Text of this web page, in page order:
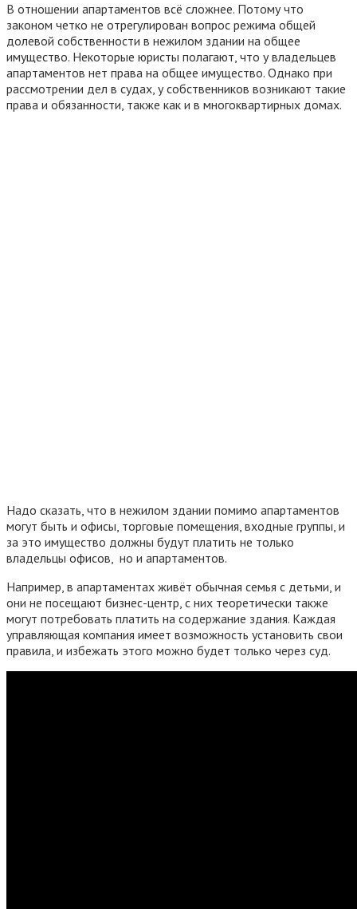
В отношении апартаментов всё сложнее. Потому что
законом четко не отрегулирован вопрос режима общей
долевой собственности в нежилом здании на общее
имущество. Некоторые юристы полагают, что у владельцев
апартаментов нет права на общее имущество. Однако при
рассмотрении дел в судах, у собственников возникают такие
права и обязанности, также как и в многоквартирных домах.
Надо сказать, что в нежилом здании помимо апартаментов
могут быть и офисы, торговые помещения, входные группы, и
за это имущество должны будут платить не только
владельцы офисов, но и апартаментов.
Например, в апартаментах живёт обычная семья с детьми, и
они не посещают бизнес-центр, с них теоретически также
могут потребовать платить на содержание здания. Каждая
управляющая компания имеет возможность установить свои
правила, и избежать этого можно будет только через суд.